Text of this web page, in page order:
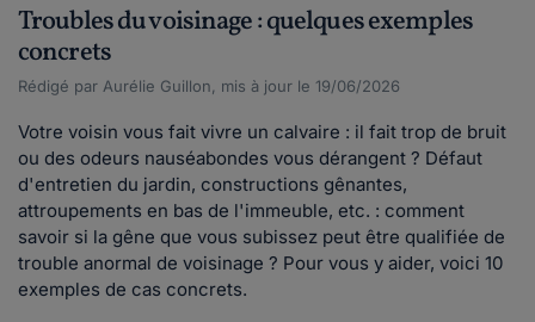
Troubles du voisinage : quelques exemples
concrets
Rédigé par Aurélie Guillon, mis à jour le 19/06/2026
Votre voisin vous fait vivre un calvaire : il fait trop de bruit
ou des odeurs nauséabondes vous dérangent ? Défaut
d'entretien du jardin, constructions gênantes,
attroupements en bas de l'immeuble, etc. : comment
savoir si la gêne que vous subissez peut être qualifiée de
trouble anormal de voisinage ? Pour vous y aider, voici 10
exemples de cas concrets.